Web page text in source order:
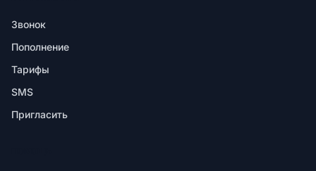
Звонок
Пополнение
Тарифы
SMS
Пригласить